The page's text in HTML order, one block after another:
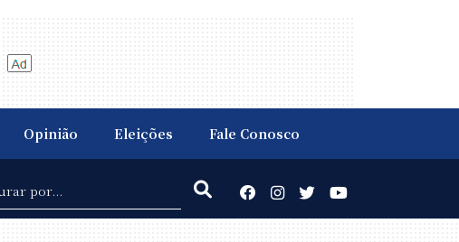
Opinião Eleições Fale Conosco